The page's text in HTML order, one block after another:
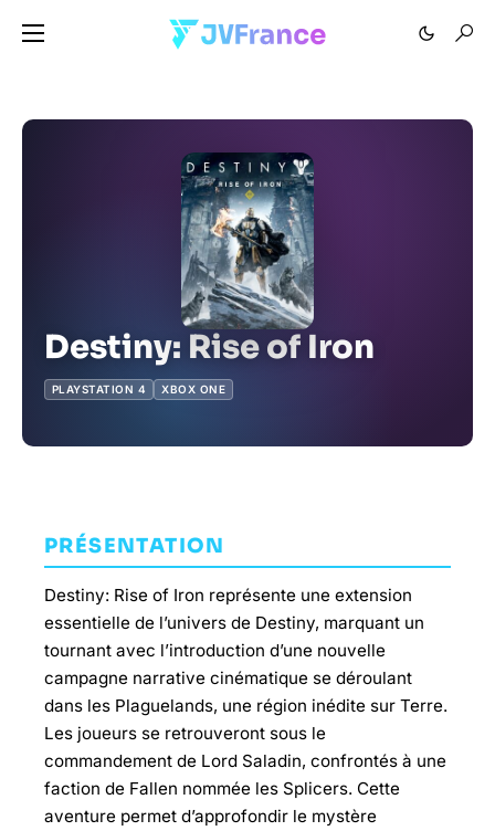
Destiny: Rise of Iron
PLAYSTATION 4 XBOX ONE
PRÉSENTATION
Destiny: Rise of Iron représente une extension
essentielle de l’univers de Destiny, marquant un
tournant avec l’introduction d’une nouvelle
campagne narrative cinématique se déroulant
dans les Plaguelands, une région inédite sur Terre.
Les joueurs se retrouveront sous le
commandement de Lord Saladin, confrontés à une
faction de Fallen nommée les Splicers. Cette
aventure permet d’approfondir le mystère